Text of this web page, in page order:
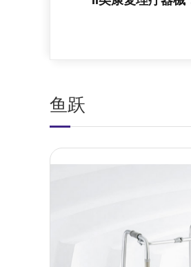
鱼跃